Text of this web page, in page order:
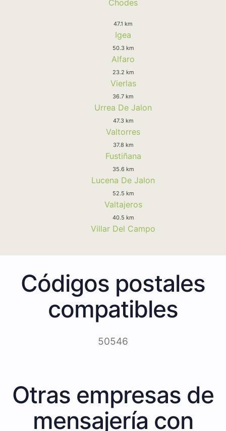
Chodes
47.1 km
Igea
50.3 km
Alfaro
23.2 km
Vierlas
36.7 km
Urrea De Jalon
47.3 km
Valtorres
37.8 km
Fustiñana
35.6 km
Lucena De Jalon
52.5 km
Valtajeros
40.5 km
Villar Del Campo
Códigos postales
compatibles
50546
Otras empresas de
mensajería con